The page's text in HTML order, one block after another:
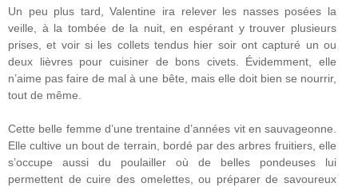
Un peu plus tard, Valentine ira relever les nasses posées la
veille, à la tombée de la nuit, en espérant y trouver plusieurs
prises, et voir si les collets tendus hier soir ont capturé un ou
deux lièvres pour cuisiner de bons civets. Évidemment, elle
n’aime pas faire de mal à une bête, mais elle doit bien se nourrir,
tout de même.
Cette belle femme d’une trentaine d’années vit en sauvageonne.
Elle cultive un bout de terrain, bordé par des arbres fruitiers, elle
s’occupe aussi du poulailler où de belles pondeuses lui
permettent de cuire des omelettes, ou préparer de savoureux